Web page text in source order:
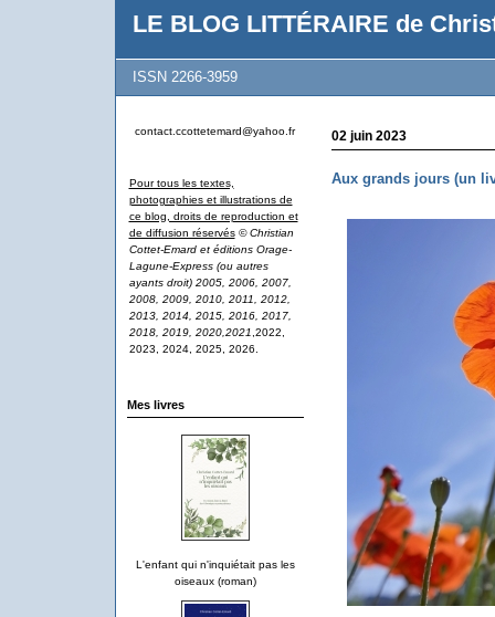
LE BLOG LITTÉRAIRE de
ISSN 2266-3959
contact.ccottetemard@yahoo.fr
Pour tous les textes,
photographies et illustrations de
ce blog, droits de reproduction et
de diffusion réservés © Christian
Cottet-Emard et éditions Orage-
Lagune-Express (ou autres
ayants droit) 2005, 2006, 2007,
2008, 2009, 2010, 2011, 2012,
2013, 2014, 2015, 2016, 2017,
2018, 2019, 2020,2021 ,2022,
2023, 2024, 2025, 2026.
Mes livres
L'enfant qui n'inquiétait pas les
oiseaux (roman)
02 juin 2023
Aux grands jours (un